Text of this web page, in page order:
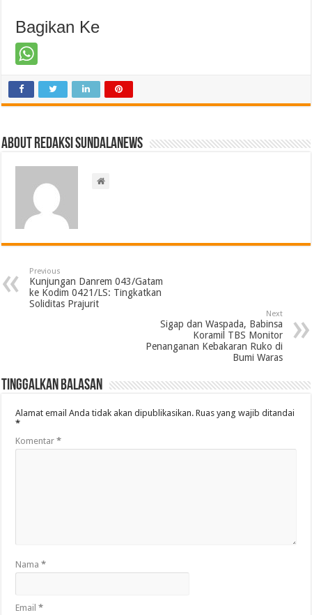
Bagikan Ke
About Redaksi Sundalanews
Previous
Kunjungan Danrem 043/Gatam
ke Kodim 0421/LS: Tingkatkan
Soliditas Prajurit
Next
Sigap dan Waspada, Babinsa
Koramil TBS Monitor
Penanganan Kebakaran Ruko di
Bumi Waras
Tinggalkan Balasan
Alamat email Anda tidak akan dipublikasikan. Ruas yang wajib ditandai
*
Komentar*
Nama*
Email*